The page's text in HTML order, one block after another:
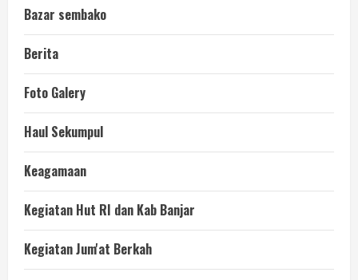
Bazar sembako
Berita
Foto Galery
Haul Sekumpul
Keagamaan
Kegiatan Hut RI dan Kab Banjar
Kegiatan Jum'at Berkah